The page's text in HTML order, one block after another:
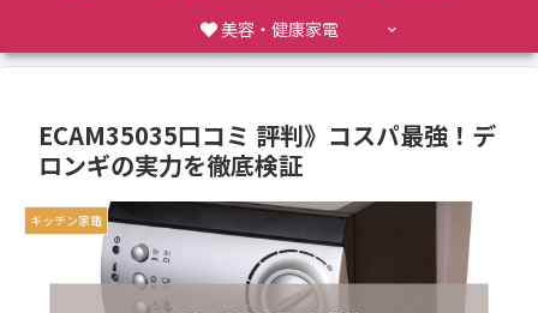
美容・健康家電
ECAM35035口コミ 評判》コスパ最強！デ
ロンギの実力を徹底検証
キッチン家電